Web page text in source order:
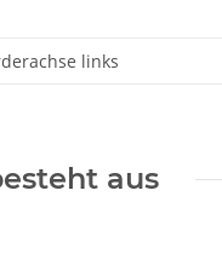
links
aus